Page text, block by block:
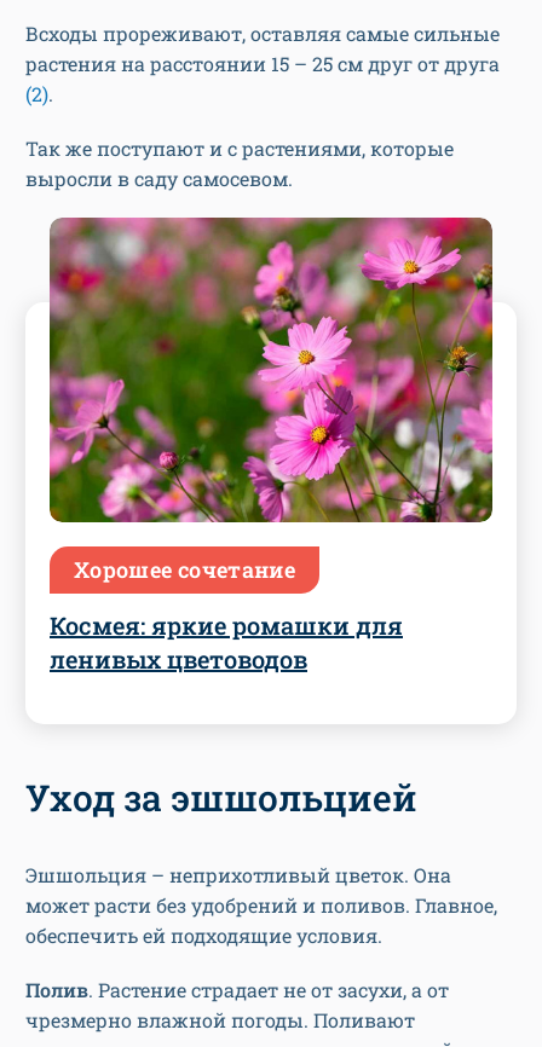
Всходы прореживают, оставляя самые сильные
растения на расстоянии 15 – 25 см друг от друга
(2).
Так же поступают и с растениями, которые
выросли в саду самосевом.
Хорошее сочетание
Космея: яркие ромашки для
ленивых цветоводов
Уход за эшшольцией
Эшшольция – неприхотливый цветок. Она
может расти без удобрений и поливов. Главное,
обеспечить ей подходящие условия.
Полив. Растение страдает не от засухи, а от
чрезмерно влажной погоды. Поливают